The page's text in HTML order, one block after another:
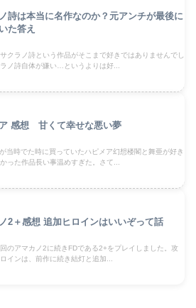
詩は本当に名作なのか？元アンチが最後に
た答え
クラノ詩という作品がそこまで好きではありませんでし
ノ詩自体が嫌い…というよりは好...
感想 甘くて幸せな悪い夢
当時でた時に買っていたハピメア幻想楼閣と舞亜が好き
った作品長い事温めすぎた。さて...
2＋感想 追加ヒロインはいいぞって話
のアマカノ2に続きFDである2+をプレイしました。攻
インは、前作に続き結灯と追加...